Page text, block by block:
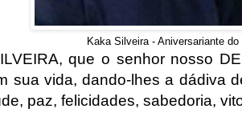
Kaka Silveira - Aniversariante do
que o senhor nosso
sua vida, dando-lhes a dádiva
paz, felicidades, sabedoria,